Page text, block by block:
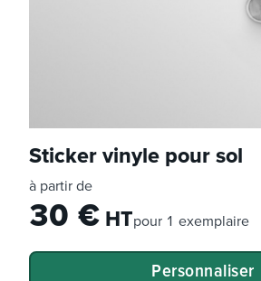
Sticker vinyle pour sol
à partir de
30 €HTpour 1 exemplaire
Personnaliser